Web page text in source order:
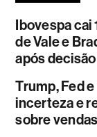
Ibovespa cai
de Vale e
após
Trump, Fed
incerteza e
sobre